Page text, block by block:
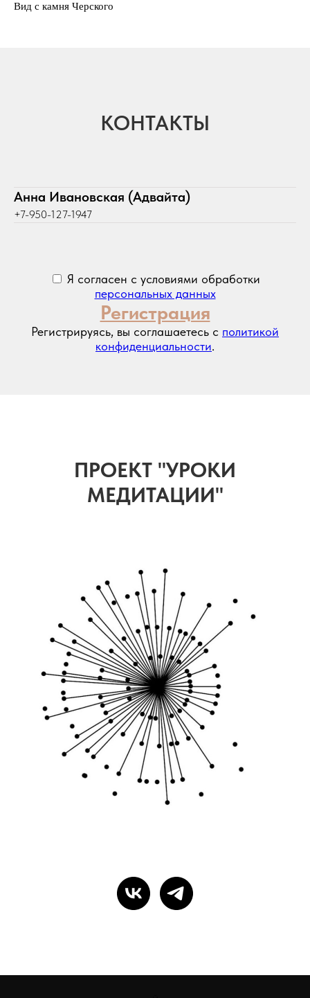
Вид с камня Черского
КОНТАКТЫ
Анна Ивановская (Адвайта)
+7-950-127-1947
Я согласен с условиями обработки
персональных данных
Регистрация
Регистрируясь, вы соглашаетесь с политикой
конфиденциальности.
ПРОЕКТ "УРОКИ
МЕДИТАЦИИ"